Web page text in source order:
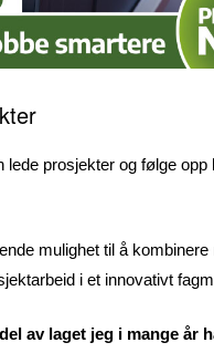
lede prosjekter og følge opp
mulighet til å
i et innovativt
av laget jeg i mange år